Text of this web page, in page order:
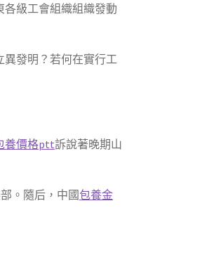
級工會組織組織發動
異發明？若何在實行工
養價格ptt訴說著晚期山
。隨后，中國包養金